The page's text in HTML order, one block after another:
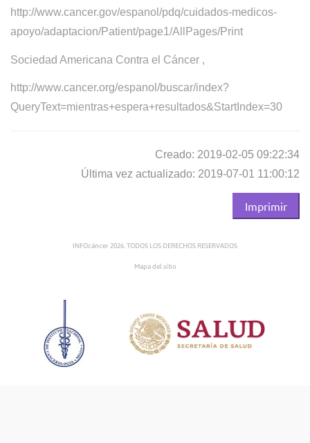
http://www.cancer.gov/espanol/pdq/cuidados-medicos-
apoyo/adaptacion/Patient/page1/AllPages/Print
Sociedad Americana Contra el Cáncer ,
http://www.cancer.org/espanol/buscar/index?
QueryText=mientras+espera+resultados&StartIndex=30
Creado: 2019-02-05 09:22:34
Última vez actualizado: 2019-07-01 11:00:12
Imprimir
INFOcáncer 2026. TODOS LOS DERECHOS RESERVADOS
Mapa del sitio